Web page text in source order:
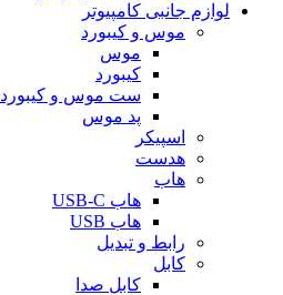
لوازم جانبی کامپیوتر
موس و کیبورد
موس
کیبورد
ست موس و کیبورد
پد موس
اسپیکر
هدست
هاب
هاب USB-C
هاب USB
رابط و تبدیل
کابل
کابل صدا